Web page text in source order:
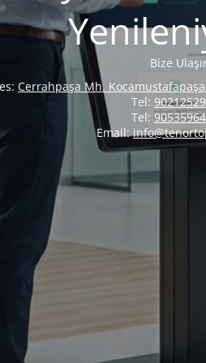
Bize
Cerrahpaşa Mh.
Tel:
Tel:
Email: